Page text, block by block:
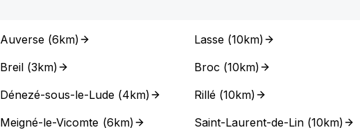
Auverse (6km)
Breil (3km)
Dénezé-sous-le-Lude (4km)
Meigné-le-Vicomte (6km)
Lasse(10km)
Broc (10km)
Rillé(10km)
Saint-Laurent-de-Lin(10km)